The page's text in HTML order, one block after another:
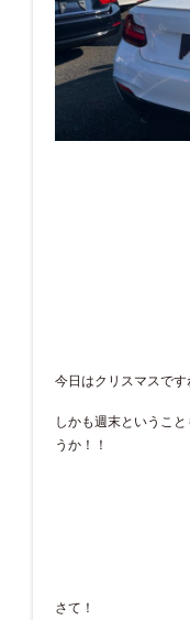
今日はクリスマスです
しかも週末というこ
うか！！
さて！